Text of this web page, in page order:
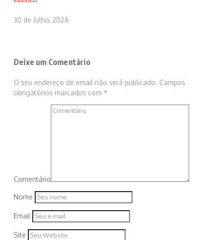
30 de Julho, 2026
Deixe um Comentário
O seu endereço de email não será publicado. Campos
obrigatórios marcados com *
Comentário
Nome
Email
Site